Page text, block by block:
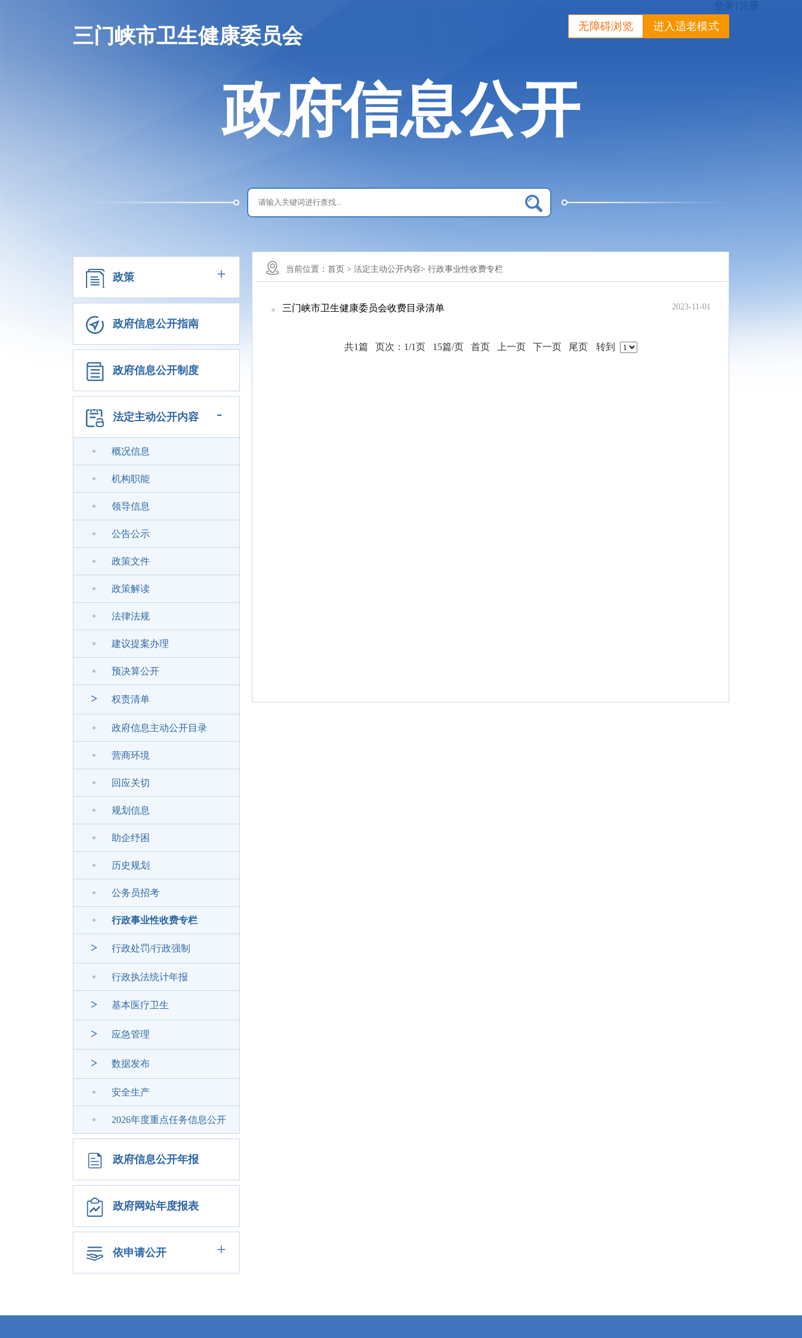
三门峡市卫生健康委员会 无障碍浏览 进入适老模式
政府信息公开
政策 +
政府信息公开指南
政府信息公开制度
法定主动公开内容 -
概况信息
机构职能
领导信息
公告公示
政策文件
政策解读
法律法规
建议提案办理
预决算公开
> 权责清单
政府信息主动公开目录
营商环境
回应关切
规划信息
助企纾困
历史规划
公务员招考
行政事业性收费专栏
> 行政处罚/行政强制
行政执法统计年报
> 基本医疗卫生
> 应急管理
> 数据发布
安全生产
2026年度重点任务信息公开
政府信息公开年报
政府网站年度报表
依申请公开 +
当前位置： 首页 > 法定主动公开内容> 行政事业性收费专栏
三门峡市卫生健康委员会收费目录清单 2023-11-01
共1篇 页次：1/1页 15篇/页 首页 上一页 下一页 尾页 转到